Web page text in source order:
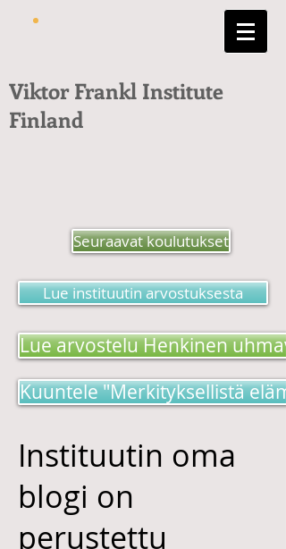
Viktor Frankl Institute
Finland
Seuraavat koulutukset
Lue instituutin arvostuksesta
Lue arvostelu Henkinen
Kuuntele "Merkityksellistä
Instituutin oma
blogi on
perustettu